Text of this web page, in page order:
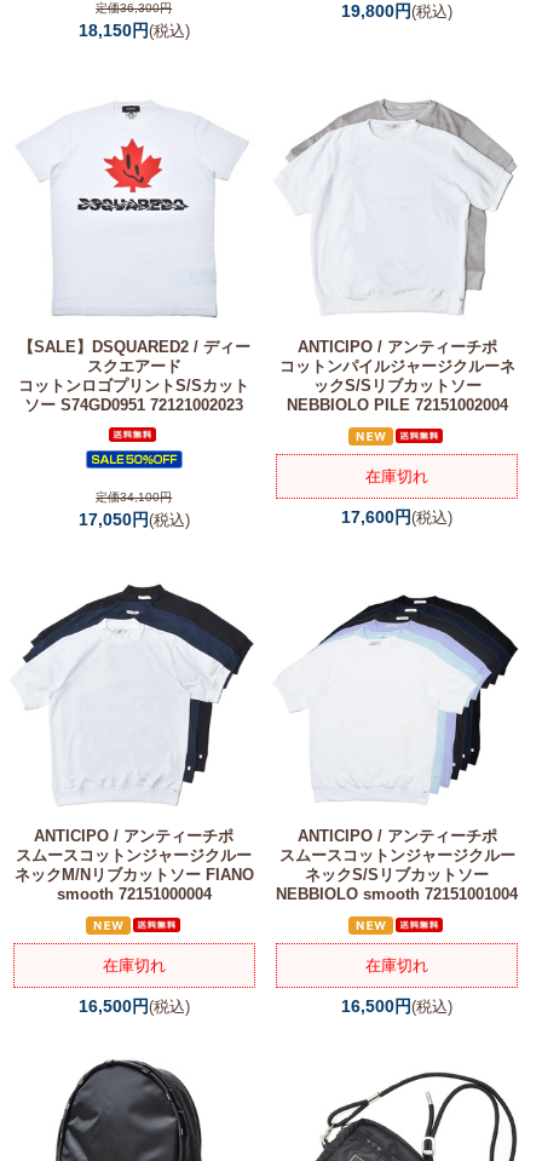
定価36,300円
18,150円(税込)
19,800円(税込)
【SALE】
DSQUARED2 / ディー
スクエアード
コットンロゴプリントS/Sカット
ソー S74GD0951 72121002023
定価34,100円
17,050円(税込)
ANTICIPO / アンティーチポ
コットンパイルジャージクルーネ
ックS/Sリブカットソー
NEBBIOLO PILE 72151002004
在庫切れ
17,600円(税込)
ANTICIPO / アンティーチポ
スムースコットンジャージクルー
ネックM/Nリブカットソー FIANO
smooth 72151000004
在庫切れ
16,500円(税込)
ANTICIPO / アンティーチポ
スムースコットンジャージクルー
ネックS/Sリブカットソー
NEBBIOLO smooth 72151001004
在庫切れ
16,500円(税込)